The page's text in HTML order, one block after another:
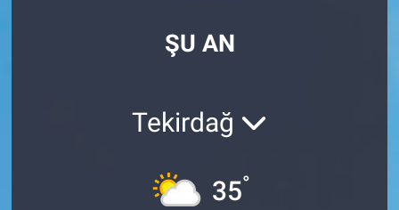
ŞU AN
Tekirdağ
35°
Son Dakika Haberleri